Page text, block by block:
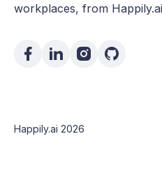
workplaces, from
Happily.ai 2026